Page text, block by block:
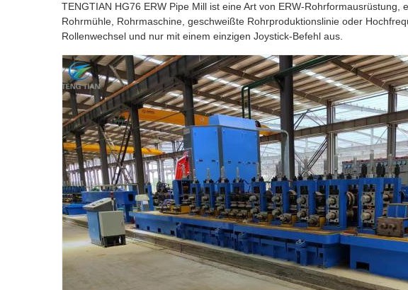
TENGTIAN HG76 ERW Pipe Mill ist eine Art von ERW-
Rohrmühle, Rohrmaschine, geschweißte Rohrproduktionslinie oder
Rollenwechsel und nur mit einem einzigen Joystick-Befehl aus.